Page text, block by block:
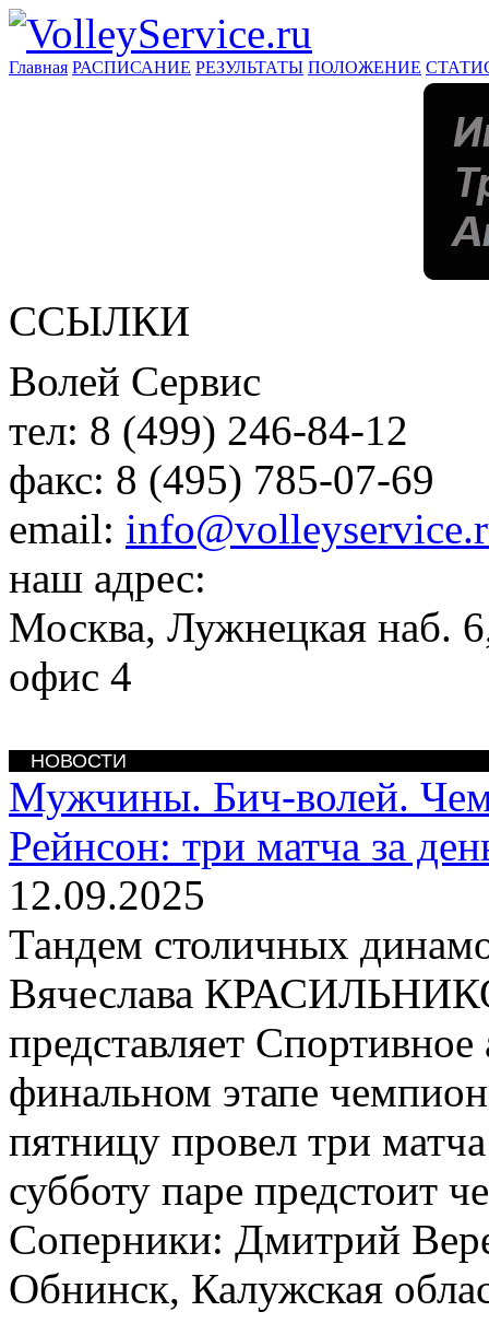
Главная РАСПИСАНИЕ РЕЗУЛЬТАТЫ ПОЛОЖЕНИЕ
ССЫЛКИ
Волей Сервис
тел: 8 (499) 246-84-12
факс: 8 (495) 785-07-69
email:
наш адрес:
Москва, Лужнецкая наб.
офис 4
НОВОСТИ
Мужчины. Бич-волей.
Рейнсон: три матча за
12.09.2025
Тандем столичных
Вячеслава
представляет
финальном этапе
пятницу провел три
субботу паре предстоит
Соперники: Дмитрий
Обнинск, Калужская